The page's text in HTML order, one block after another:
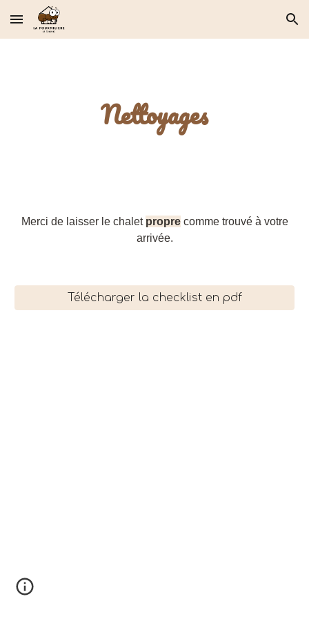
Skip to main content Skip to navigation
Nettoyages
Merci de laisser le chalet proprecomme trouvé à votre
arrivée.
Télécharger la checklist en pdf